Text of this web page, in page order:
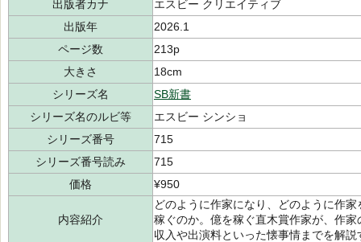
出版者カナ
エスビー クリエイティブ
出版年
2026.1
ページ数
213p
大きさ
18cm
シリーズ名
SB新書
シリーズ名のルビ等
エスビー シンショ
シリーズ番号
715
シリーズ番号読み
715
価格
¥950
内容紹介
どのように作家になり、どのように作
稼ぐのか。億を稼ぐ直木賞作家が、作
収入や出演料といった懐事情までを解説